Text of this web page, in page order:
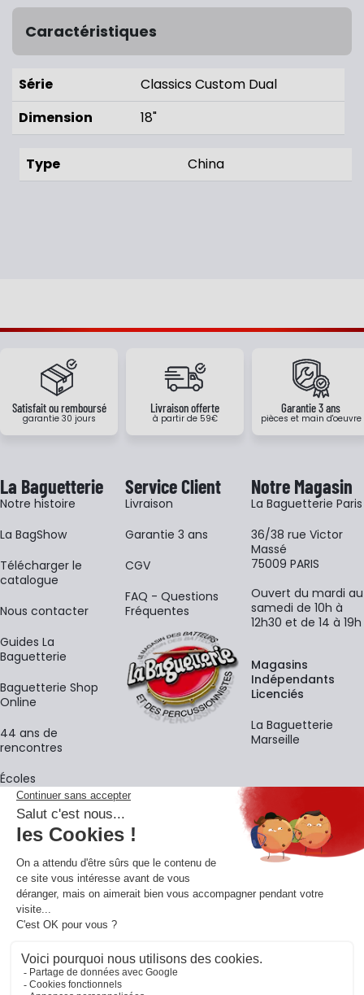
Caractéristiques
Série
Classics Custom Dual
Dimension
18"
Type China
Satisfait ou remboursé
garantie 30 jours
Livraison offerte
à partir de 59€
Garantie 3 ans
pièces et main d'oeuvre
La Baguetterie
Notre histoire
La BagShow
​Télécharger le
catalogue
Nous contacter
Guides La
Baguetterie
Baguetterie Shop
Online
44 ans de
rencontres
Écoles
Service Client
Livraison
Garantie 3 ans
CGV
FAQ - Questions
Fréquentes
Notre Magasin
La Baguetterie Paris
36/38 rue Victor
Massé
75009 PARIS
Ouvert du mardi au
samedi de 10h à
12h30 et de 14 à 19h
Magasins
Indépendants
Licenciés
La Baguetterie
Marseille
La newsletter
Adresse e-mail
En vous inscrivant à notre newsletter, vous acceptez notre
confidentialité.
Retrouvons-nous sur